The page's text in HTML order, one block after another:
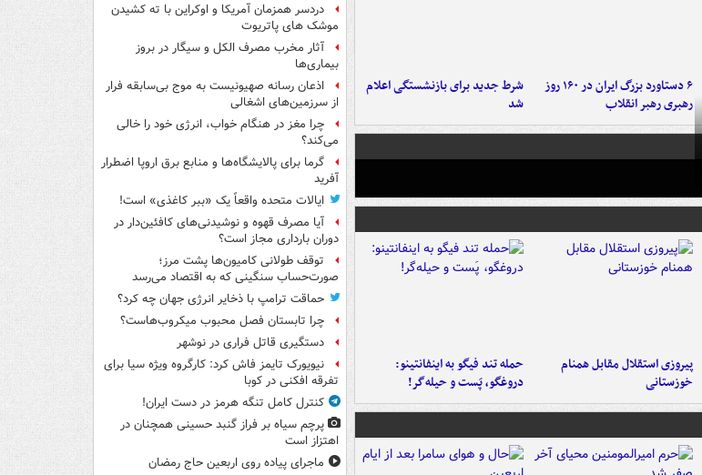
۶ دستاورد بزرگ ایران در ۱۶۰ روز
رهبری رهبر انقلاب
شرط جدید برای بازنشستگی اعلام
شد
پیروزی استقلال مقابل همنام
خوزستانی
حمله تند فیگو به اینفانتینو:
دروغگو، پَست‌ و حیله‌گر!
دردسر همزمان آمریکا و اوکراین با ته کشیدن
موشک های پاتریوت
آثار مخرب مصرف الکل و سیگار در بروز
بیماری‌ها
اذعان رسانه صهیونیست به موج بی‌سابقه فرار
از سرزمین‌های اشغالی
چرا مغز در هنگام خواب، انرژی خود را خالی
می‌کند؟
گرما برای پالایشگاه‌ها و منابع برق اروپا اضطرار
آفرید
ایالات متحده واقعاً یک «ببر کاغذی» است!
آیا مصرف قهوه و نوشیدنی‌های کافئین‌دار در
دوران بارداری مجاز است؟
توقف طولانی کامیون‌ها پشت مرز؛
صورت‌حساب سنگینی که به اقتصاد می‌رسد
حماقت ترامپ با ذخایر انرژی جهان چه کرد؟
چرا تابستان فصل محبوب میکروب‌هاست؟
دستگیری قاتل فراری در نوشهر
نیویورک تایمز فاش کرد: کارگروه ویژه سیا برای
تفرقه افکنی در کوبا
کنترل کامل تنگه هرمز در دست ایران!
پرچم سیاه بر فراز گنبد حسینی همچنان در
اهتزاز است
ماجرای پیاده روی اربعین حاج رمضان